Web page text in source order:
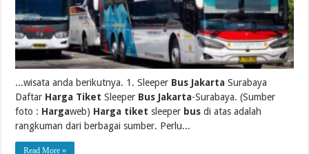
...wisata anda berikutnya. 1. Sleeper Bus Jakarta Surabaya
Daftar Harga Tiket Sleeper Bus Jakarta-Surabaya. (Sumber
foto : Hargaweb) Harga tiket sleeper bus di atas adalah
rangkuman dari berbagai sumber. Perlu...
Read More »